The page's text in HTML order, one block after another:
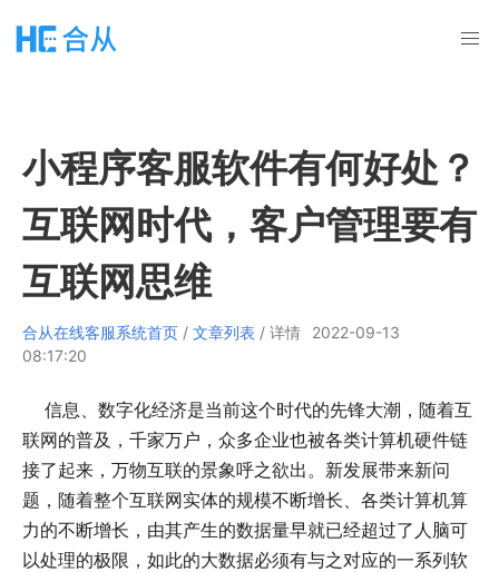
小程序客服软件有何好处？
互联网时代，客户管理要有
互联网思维
合从在线客服系统首页 / 文章列表 / 详情
2022-09-13
08:17:20
信息、数字化经济是当前这个时代的先锋大潮，随着互
联网的普及，千家万户，众多企业也被各类计算机硬件链
接了起来，万物互联的景象呼之欲出。新发展带来新问
题，随着整个互联网实体的规模不断增长、各类计算机算
力的不断增长，由其产生的数据量早就已经超过了人脑可
以处理的极限，如此的大数据必须有与之对应的一系列软